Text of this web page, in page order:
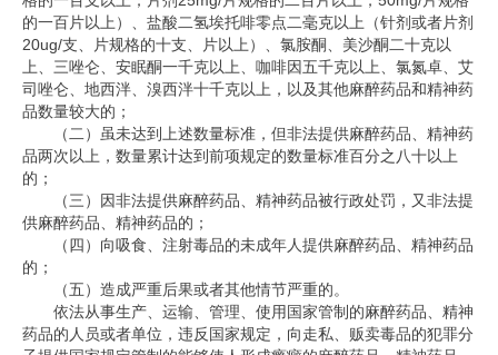
的一百片以上）、盐酸二氢埃托啡零点二毫克以上（针剂或者片剂
20ug/支、片规格的十支、片以上）、氯胺酮、美沙酮二十克以
上、三唑仑、安眠酮一千克以上、咖啡因五千克以上、氯氮卓、艾
司唑仑、地西泮、溴西泮十千克以上，以及其他麻醉药品和精神药
品数量较大的；
（二）虽未达到上述数量标准，但非法提供麻醉药品、精神药
品两次以上，数量累计达到前项规定的数量标准百分之八十以上
的；
（三）因非法提供麻醉药品、精神药品被行政处罚，又非法提
供麻醉药品、精神药品的；
（四）向吸食、注射毒品的未成年人提供麻醉药品、精神药品
的；
（五）造成严重后果或者其他情节严重的。
依法从事生产、运输、管理、使用国家管制的麻醉药品、精神
药品的人员或者单位，违反国家规定，向走私、贩卖毒品的犯罪分